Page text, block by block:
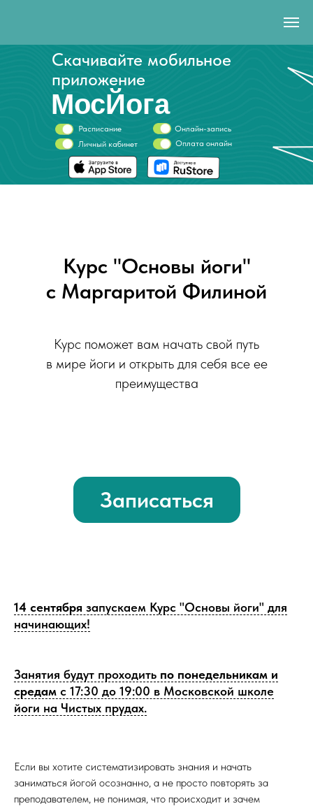
МосЙога
Онлайн-запись
Оплата онлайн
Личный кабинет
Расписание
Скачивайте мобильное
приложение
Курс "Основы йоги"
с Маргаритой Филиной
Курс поможет вам начать свой путь
в мире йоги и открыть для себя все ее
преимущества
Записаться
14 сентября запускаем Курс "Основы йоги" для
начинающих!
Занятия будут проходить по понедельникам и
средам с 17:30 до 19:00 в Московской школе
йоги на Чистых прудах.
Если вы хотите систематизировать знания и начать
заниматься йогой осознанно, а не просто повторять за
преподавателем, не понимая, что происходит и зачем